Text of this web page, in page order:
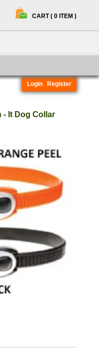
CART ( 0 ITEM )
Login Register
- It Dog Collar